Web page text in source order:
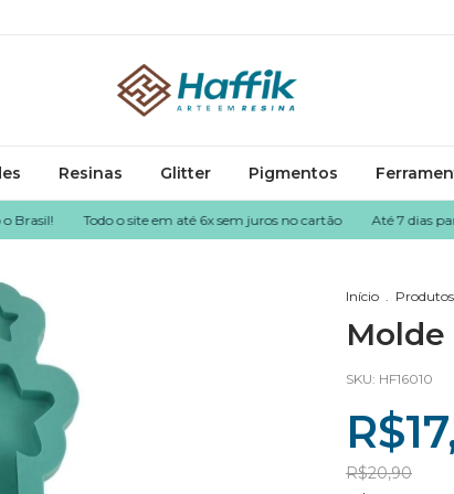
Resinas Glitter Pigmentos
Todo o site em até 6x sem juros no cartão Até 7 dias para
Início . Produtos
Molde
SKU: HF16010
R$20,90